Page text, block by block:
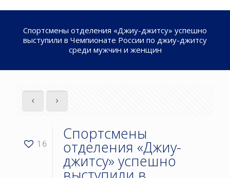
Спортсмены отделения «Джиу-джитсу» успешно
выступили в Чемпионате России по джиу-джитсу
среди мужчин и женщин
16
Спортсмены
отделения «Джиу-
джитсу» успешно